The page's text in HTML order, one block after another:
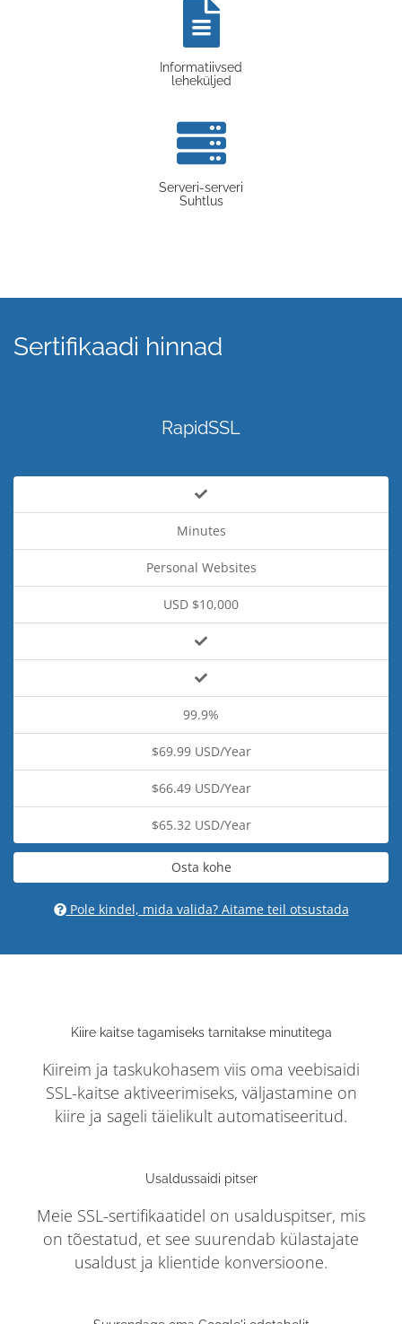
Informatiivsed
leheküljed
Serveri-serveri
Suhtlus
Sertifikaadi hinnad
RapidSSL
Minutes
Personal Websites
USD $10,000
99.9%
$69.99 USD/Year
$66.49 USD/Year
$65.32 USD/Year
Osta kohe
Pole kindel, mida valida? Aitame teil otsustada
Kiire kaitse tagamiseks tarnitakse minutitega
Kiireim ja taskukohasem viis oma veebisaidi
SSL-kaitse aktiveerimiseks, väljastamine on
kiire ja sageli täielikult automatiseeritud.
Usaldussaidi pitser
Meie SSL-sertifikaatidel on usalduspitser, mis
on tõestatud, et see suurendab külastajate
usaldust ja klientide konversioone.